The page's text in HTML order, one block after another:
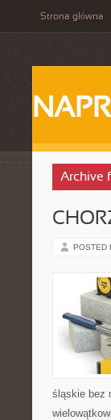
Strona główna
Archive
POSTED
śląskie bez